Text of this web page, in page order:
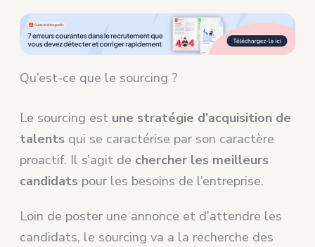
Qu’est-ce que le sourcing ?
Le sourcing est une stratégie d’acquisition de
talents qui se caractérise par son caractère
proactif. Il s’agit de chercher les meilleurs
candidats pour les besoins de l’entreprise.
Loin de poster une annonce et d’attendre les
candidats, le sourcing va a la recherche des